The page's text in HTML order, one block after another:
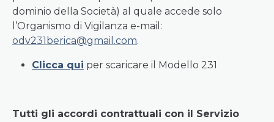
dominio della Società) al quale accede solo
l’Organismo di Vigilanza e-mail:
odv231berica@gmail.com.
Clicca qui per scaricare il Modello 231
Tutti gli accordi contrattuali con il Servizio